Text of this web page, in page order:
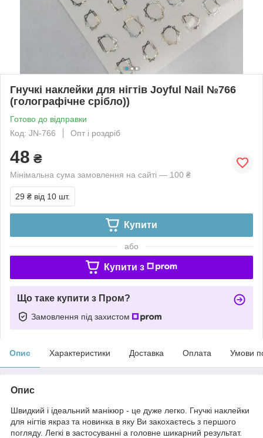
Гнучкі наклейки для нігтів Joyful Nail №766
(голографічне срібло))
Готово до відправки
Код: JN-766
Опт і роздріб
48 ₴
Мінімальна сума замовлення на сайті — 100 ₴
29 ₴ від 10 шт.
Купити
або
Купити з
Що таке купити з Пром?
Замовлення під захистом
Опис Характеристики Доставка Оплата Умови
Опис
Швидкий і ідеальний манікюр - це дуже легко. Гнучкі наклейки
для нігтів якраз та новинка в яку Ви закохаєтесь з першого
погляду. Легкі в застосуванні а головне шикарний результат.